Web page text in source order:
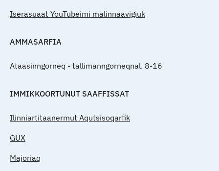
Iserasuaat YouTubeimi malinnaavigiuk
AMMASARFIA
Ataasinngorneq - tallimanngorneqnal. 8-16
IMMIKKOORTUNUT SAAFFISSAT
Ilinniartitaanermut Aqutsisoqarfik
GUX
Majoriaq